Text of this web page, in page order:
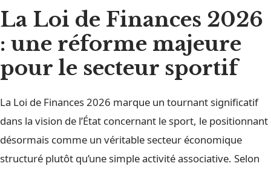
La Loi de Finances 2026
: une réforme majeure
pour le secteur sportif
La Loi de Finances 2026 marque un tournant significatif
dans la vision de l’État concernant le sport, le positionnant
désormais comme un véritable secteur économique
structuré plutôt qu’une simple activité associative. Selon